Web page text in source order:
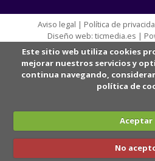
Aviso legal | Política de
Diseño web: ticmedia.es |
Este sitio web utiliza cookies
mejorar nuestros servicios y
continua navegando,
política de
Aceptar
No